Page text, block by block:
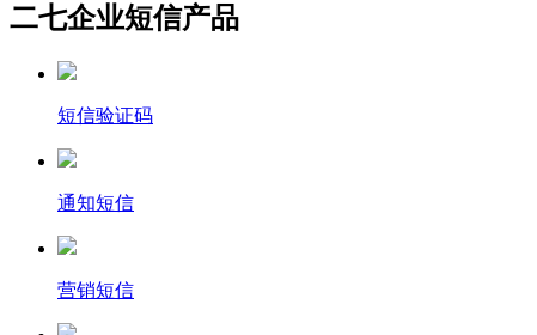
二七企业短信产品
短信验证码
通知短信
营销短信